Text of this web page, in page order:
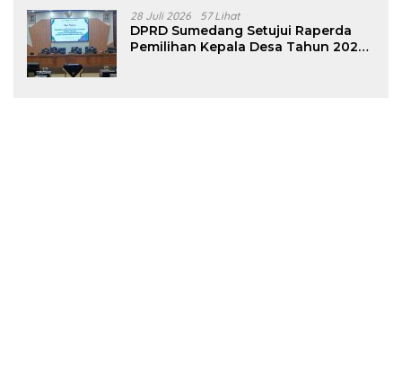
28 Juli 2026 57 Lihat
DPRD Sumedang Setujui Raperda
Pemilihan Kepala Desa Tahun 2026